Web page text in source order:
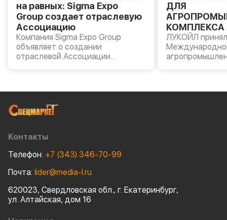
на равных: Sigma Expo
Group создает отраслевую
Ассоциацию
Компания Sigma Expo Group
объявляет о создании
отраслевой Ассоциации
ДЛЯ
КОМПЛЕКСА
ЛУКОЙЛ принял
моторные
Контакты
Телефон: +7 (343) 346-70-99
Почта: lider@media-l.ru
620023, Свердловская обл., г. Екатеринбург,
ул. Алтайская, дом 16